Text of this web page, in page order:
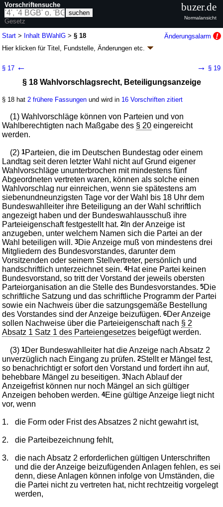
Start > Inhalt BWahlG >§ 18
Änderungsalarm
Hier klicken fürTitel, Fundstelle, Änderungen etc.
Artikel 8G. v. 03.07.2026BGBl. 2026 I Nr. 199
38 weitere Fassungen | wird in 193 Vorschriften zitiert
Vierter Abschnitt Vorbereitung der Wahl
§ 17 ← → § 19
§ 18 Wahlvorschlagsrecht, Beteiligungsanzeige
§ 18 hat2 frühere Fassungen und wird in 16 Vorschriften zitiert
(1) Wahlvorschläge können von Parteien und von
Wahlberechtigten nach Maßgabe des § 20 eingereicht
werden.
(2)1Parteien, die im Deutschen Bundestag oder einem
Landtag seit deren letzter Wahl nicht auf Grund eigener
Wahlvorschläge ununterbrochen mit mindestens fünf
Abgeordneten vertreten waren, können als solche einen
Wahlvorschlag nur einreichen, wenn sie spätestens am
siebenundneunzigsten Tage vor der Wahl bis 18 Uhr dem
Bundeswahlleiter ihre Beteiligung an der Wahl schriftlich
angezeigt haben und der Bundeswahlausschuß ihre
Parteieigenschaft festgestellt hat.2 In der Anzeige ist
anzugeben, unter welchem Namen sich die Partei an der
Wahl beteiligen will.3Die Anzeige muß von mindestens drei
Mitgliedern des Bundesvorstandes, darunter dem
Vorsitzenden oder seinem Stellvertreter, persönlich und
handschriftlich unterzeichnet sein.4Hat eine Partei keinen
Bundesvorstand, so tritt der Vorstand der jeweils obersten
Parteiorganisation an die Stelle des Bundesvorstandes.5Die
schriftliche Satzung und das schriftliche Programm der Partei
sowie ein Nachweis über die satzungsgemäße Bestellung
des Vorstandes sind der Anzeige beizufügen.6Der Anzeige
sollen Nachweise über die Parteieigenschaft nach § 2
Absatz 1 Satz 1 des Parteiengesetzes beigefügt werden.
(3)1Der Bundeswahlleiter hat die Anzeige nach Absatz 2
unverzüglich nach Eingang zu prüfen.2Stellt er Mängel fest,
so benachrichtigt er sofort den Vorstand und fordert ihn auf,
behebbare Mängel zu beseitigen.3Nach Ablauf der
Anzeigefrist können nur noch Mängel an sich gültiger
Anzeigen behoben werden.4Eine gültige Anzeige liegt nicht
vor, wenn
1. die Form oder Frist des Absatzes 2 nicht gewahrt ist,
2. die Parteibezeichnung fehlt,
3.
die nach Absatz 2 erforderlichen gültigen Unterschriften
und die der Anzeige beizufügenden Anlagen fehlen, es sei
denn, diese Anlagen können infolge von Umständen, die
die Partei nicht zu vertreten hat, nicht rechtzeitig vorgelegt
werden,
Vorschriftensuche
Gesetz
Volltextsuche
nur in BWahlG
buzer.de
Normalansicht